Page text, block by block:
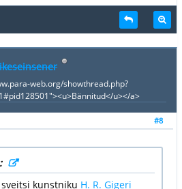
web.org/showthread.php?
u></a>
#8
kunstniku H. R. Gigeri